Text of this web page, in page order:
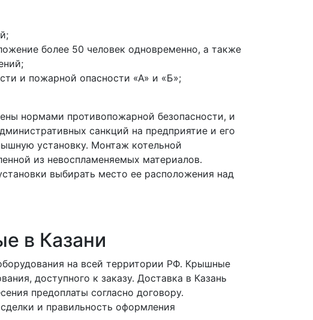
более 50 человек одновременно, а также
и пожарной опасности «А» и «Б»;
нормами противопожарной безопасности, и
санкций на предприятие и его
установку. Монтаж котельной
из невоспламеняемых материалов.
выбирать место ее расположения над
в Казани
на всей территории РФ. Крышные
доступного к заказу. Доставка в Казань
предоплаты согласно договору.
и правильность оформления